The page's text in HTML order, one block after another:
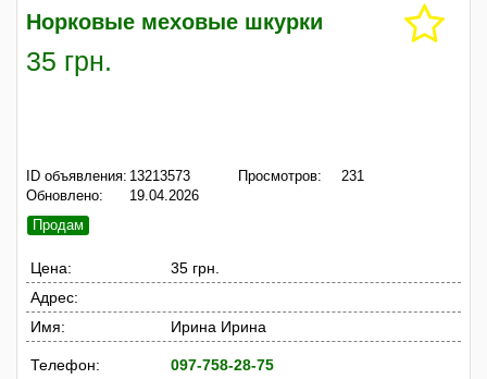
Норковые меховые шкурки
35 грн.
ID объявления: 13213573
Обновлено:
19.04.2026
Просмотров: 231
Продам
Цена:
35 грн.
Адрес:
Имя:
Ирина Ирина
Телефон: 097-758-28-75